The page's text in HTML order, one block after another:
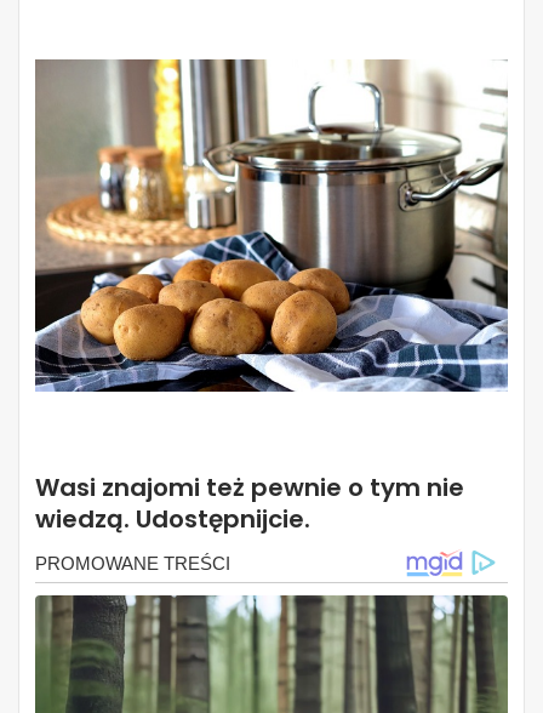
Wasi znajomi też pewnie o tym nie
wiedzą. Udostępnijcie.